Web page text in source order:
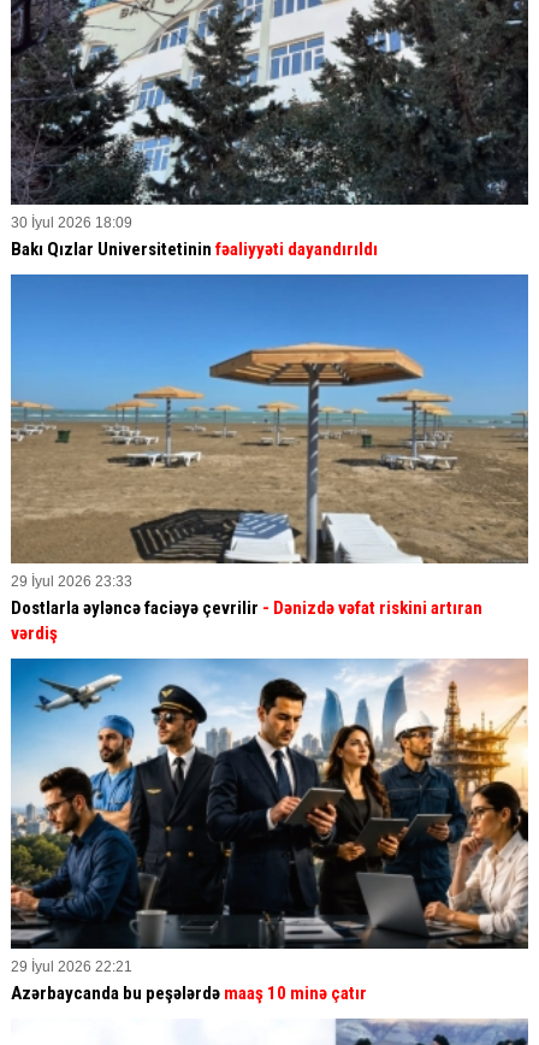
30 İyul 2026 18:09
Bakı Qızlar Universitetinin fəaliyyəti dayandırıldı
29 İyul 2026 23:33
Dostlarla əyləncə faciəyə çevrilir - Dənizdə vəfat riskini artıran
vərdiş
29 İyul 2026 22:21
Azərbaycanda bu peşələrdə maaş 10 minə çatır